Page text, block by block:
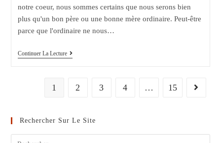
notre coeur, nous sommes certains que nous serons bien
plus qu'un bon père ou une bonne mère ordinaire. Peut-être
parce que l'ordinaire ne nous…
Continuer La LectureJe
Mère
Ordinaire.
Bons
Parents,
C’est
1 2 3 4 … 15 Aller à la
Rechercher Sur Le Site